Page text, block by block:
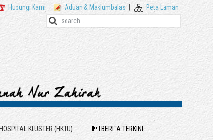
Hubungi Kami Aduan & Maklumbalas
Peta Laman
HOSPITAL KLUSTER (HKTU) BERITA TERKINI